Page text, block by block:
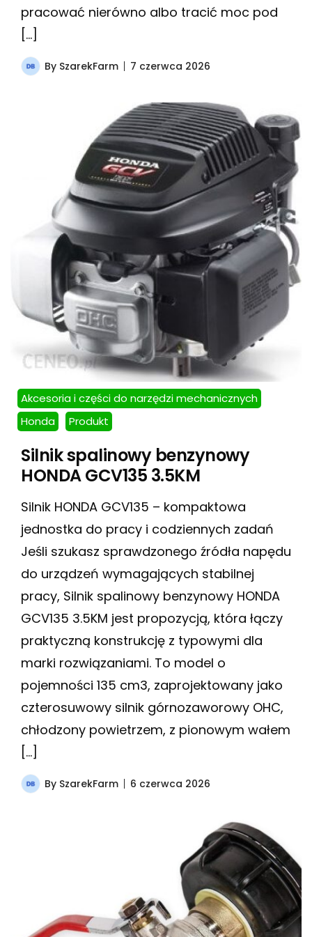
pracować nierówno albo tracić moc pod
[…]
By SzarekFarm 7 czerwca 2026
Akcesoria i części do narzędzi mechanicznych
Honda
Produkt
Silnik spalinowy benzynowy
HONDA GCV135 3.5KM
Silnik HONDA GCV135 – kompaktowa
jednostka do pracy i codziennych zadań
Jeśli szukasz sprawdzonego źródła napędu
do urządzeń wymagających stabilnej
pracy, Silnik spalinowy benzynowy HONDA
GCV135 3.5KM jest propozycją, która łączy
praktyczną konstrukcję z typowymi dla
marki rozwiązaniami. To model o
pojemności 135 cm3, zaprojektowany jako
czterosuwowy silnik górnozaworowy OHC,
chłodzony powietrzem, z pionowym wałem
[…]
By SzarekFarm 6 czerwca 2026